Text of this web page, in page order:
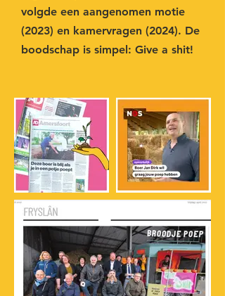
volgde een aangenomen motie
(2023) en kamervragen (2024). De
boodschap is simpel: Give a shit!